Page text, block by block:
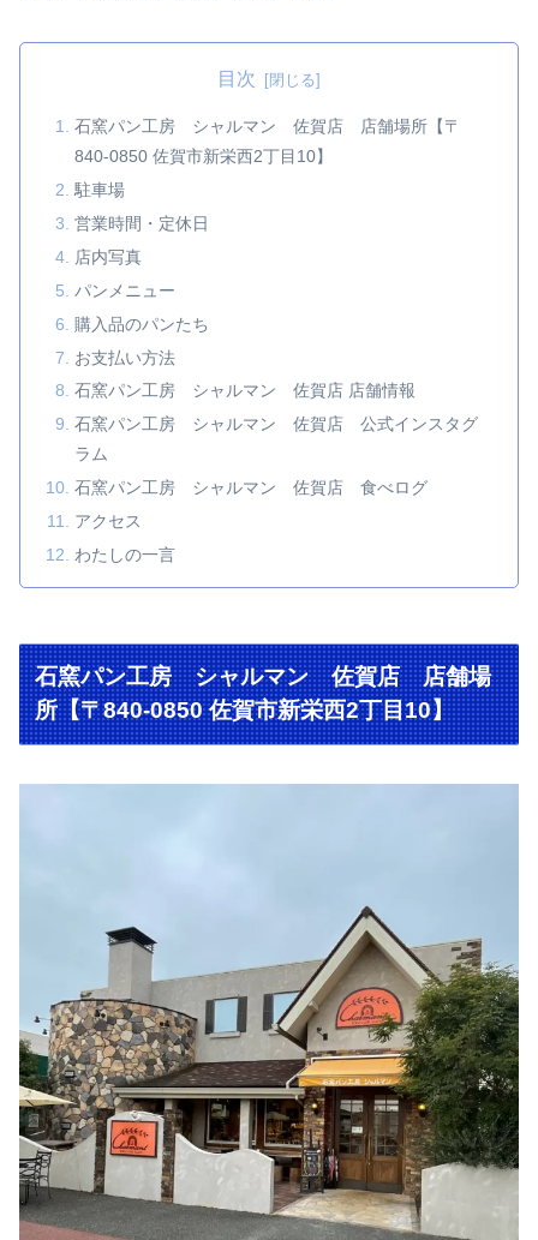
目次
石窯パン工房 シャルマン 佐賀店 店舗場所【〒
840-0850 佐賀市新栄西2丁目10】
駐車場
営業時間・定休日
店内写真
パンメニュー
購入品のパンたち
お支払い方法
石窯パン工房 シャルマン 佐賀店 店舗情報
石窯パン工房 シャルマン 佐賀店 公式インスタグ
ラム
石窯パン工房 シャルマン 佐賀店 食べログ
アクセス
わたしの一言
石窯パン工房 シャルマン 佐賀店 店舗場
所【〒840-0850 佐賀市新栄西2丁目10】